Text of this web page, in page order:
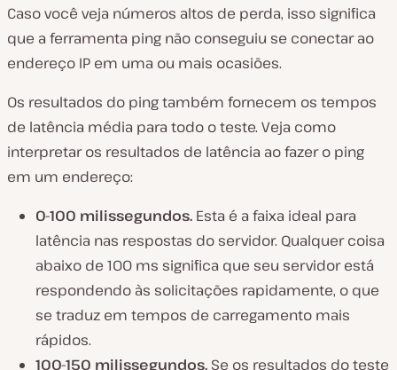
Caso você veja números altos de perda, isso significa
que a ferramenta ping não conseguiu se conectar ao
endereço IP em uma ou mais ocasiões.
Os resultados do ping também fornecem os tempos
de latência média para todo o teste. Veja como
interpretar os resultados de latência ao fazer o ping
em um endereço:
0-100 milissegundos. Esta é a faixa ideal para
latência nas respostas do servidor. Qualquer coisa
abaixo de 100 ms significa que seu servidor está
respondendo às solicitações rapidamente, o que
se traduz em tempos de carregamento mais
rápidos.
100-150 milissegundos. Se os resultados do teste